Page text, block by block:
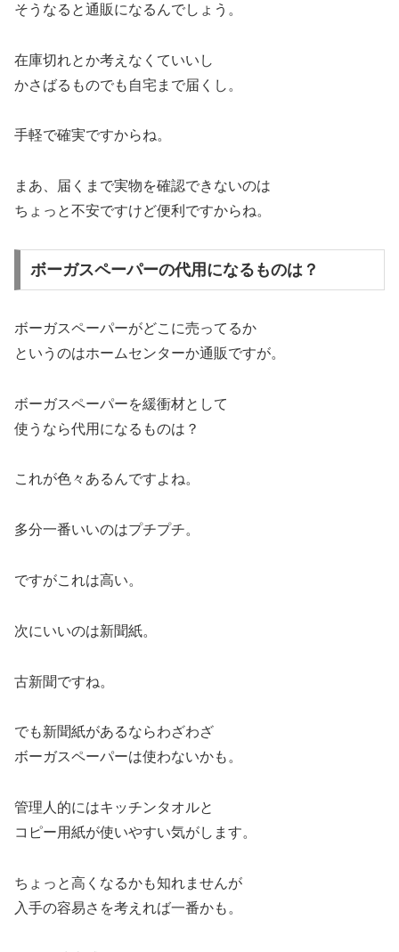
そうなると通販になるんでしょう。
在庫切れとか考えなくていいし
かさばるものでも自宅まで届くし。
手軽で確実ですからね。
まあ、届くまで実物を確認できないのは
ちょっと不安ですけど便利ですからね。
ボーガスペーパーの代用になるものは？
ボーガスペーパーがどこに売ってるか
というのはホームセンターか通販ですが。
ボーガスペーパーを緩衝材として
使うなら代用になるものは？
これが色々あるんですよね。
多分一番いいのはプチプチ。
ですがこれは高い。
次にいいのは新聞紙。
古新聞ですね。
でも新聞紙があるならわざわざ
ボーガスペーパーは使わないかも。
管理人的にはキッチンタオルと
コピー用紙が使いやすい気がします。
ちょっと高くなるかも知れませんが
入手の容易さを考えれば一番かも。